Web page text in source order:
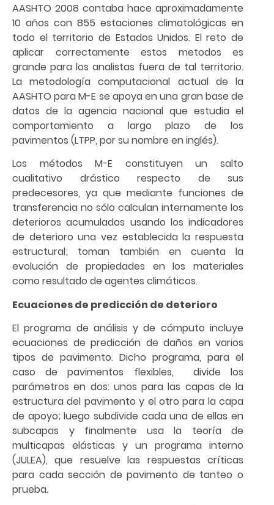
AASHTO 2008 contaba hace aproximadamente
10 años con 855 estaciones climatológicas en
todo el territorio de Estados Unidos. El reto de
aplicar correctamente estos metodos es
grande para los analistas fuera de tal territorio.
La metodología computacional actual de la
AASHTO para M-E se apoya en una gran base de
datos de la agencia nacional que estudia el
comportamiento a largo plazo de los
pavimentos (LTPP, por su nombre en inglés).
Los métodos M-E constituyen un salto
cualitativo drástico respecto de sus
predecesores, ya que mediante funciones de
transferencia no sólo calculan internamente los
deterioros acumulados usando los indicadores
de deterioro una vez establecida la respuesta
estructural; toman también en cuenta la
evolución de propiedades en los materiales
como resultado de agentes climáticos.
Ecuaciones de predicción de deterioro
El programa de análisis y de cómputo incluye
ecuaciones de predicción de daños en varios
tipos de pavimento. Dicho programa, para el
caso de pavimentos flexibles, divide los
parámetros en dos: unos para las capas de la
estructura del pavimento y el otro para la capa
de apoyo; luego subdivide cada una de ellas en
subcapas y finalmente usa la teoría de
multicapas elásticas y un programa interno
(JULEA), que resuelve las respuestas críticas
para cada sección de pavimento de tanteo o
prueba.